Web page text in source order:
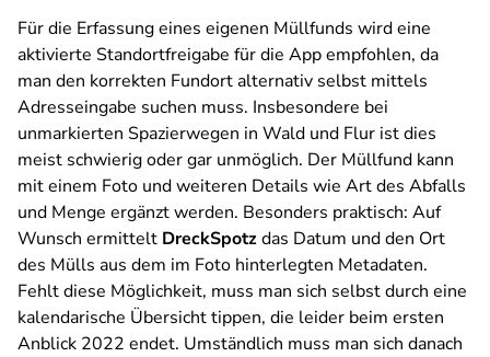
Für die Erfassung eines eigenen Müllfunds wird eine
aktivierte Standortfreigabe für die App empfohlen, da
man den korrekten Fundort alternativ selbst mittels
Adresseingabe suchen muss. Insbesondere bei
unmarkierten Spazierwegen in Wald und Flur ist dies
meist schwierig oder gar unmöglich. Der Müllfund kann
mit einem Foto und weiteren Details wie Art des Abfalls
und Menge ergänzt werden. Besonders praktisch: Auf
Wunsch ermittelt DreckSpotzdas Datum und den Ort
des Mülls aus dem im Foto hinterlegten Metadaten.
Fehlt diese Möglichkeit, muss man sich selbst durch eine
kalendarische Übersicht tippen, die leider beim ersten
Anblick 2022 endet. Umständlich muss man sich danach